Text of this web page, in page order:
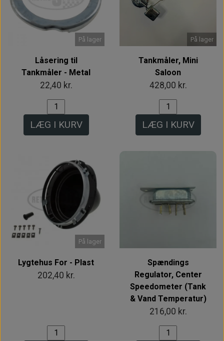
På lager
Låsering til
Tankmåler - Metal
22,40 kr.
LÆG I KURV
På lager
Tankmåler, Mini
Saloon
428,00 kr.
LÆG I KURV
På lager
Lygtehus For - Plast
202,40 kr.
Spændings
Regulator, Center
Speedometer (Tank
& Vand Temperatur)
216,00 kr.